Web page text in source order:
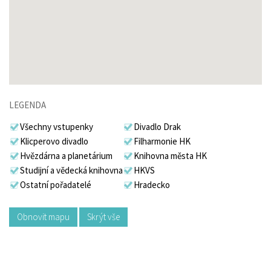
LEGENDA
Všechny vstupenky
Divadlo Drak
Klicperovo divadlo
Filharmonie HK
Hvězdárna a planetárium
Knihovna města HK
Studijní a vědecká knihovna
HKVS
Ostatní pořadatelé
Hradecko
Obnovit mapu Skrýt vše